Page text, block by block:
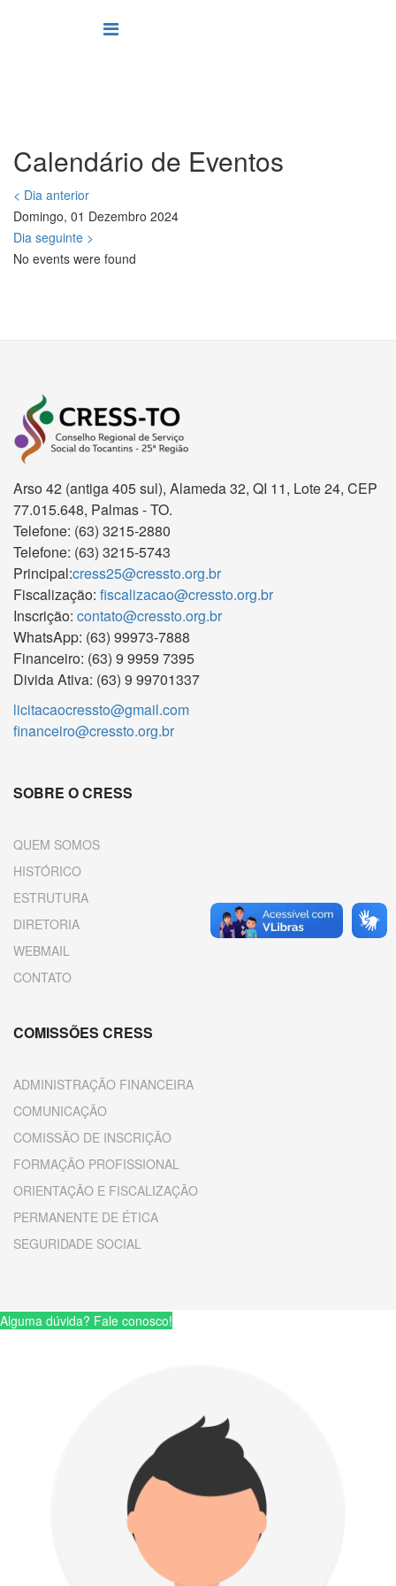
Calendário de Eventos
< Dia anterior
Domingo, 01 Dezembro 2024
Dia seguinte >
No events were found
Arso 42 (antiga 405 sul), Alameda 32, QI 11, Lote 24, CEP
77.015.648, Palmas - TO.
Telefone: (63) 3215-2880
Telefone: (63) 3215-5743
Principal:cress25@cressto.org.br
Fiscalização: fiscalizacao@cressto.org.br
Inscrição: contato@cressto.org.br
WhatsApp: (63) 99973-7888
Financeiro: (63) 9 9959 7395
Divida Ativa: (63) 9 99701337
licitacaocressto@gmail.com
financeiro@cressto.org.br
SOBRE O CRESS
QUEM SOMOS
HISTÓRICO
ESTRUTURA
DIRETORIA
WEBMAIL
CONTATO
COMISSÕES CRESS
ADMINISTRAÇÃO FINANCEIRA
COMUNICAÇÃO
COMISSÃO DE INSCRIÇÃO
FORMAÇÃO PROFISSIONAL
ORIENTAÇÃO E FISCALIZAÇÃO
PERMANENTE DE ÉTICA
SEGURIDADE SOCIAL
Alguma dúvida? Fale conosco!